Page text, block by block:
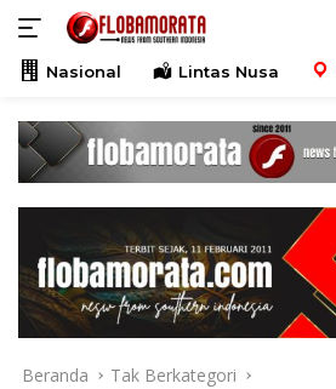
Langsung
kontenNasional Lintas Nusa
Beranda Tak Berkategori